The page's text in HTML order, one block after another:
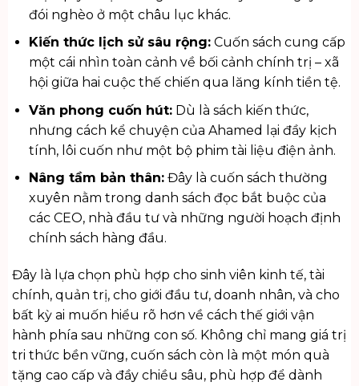
đói nghèo ở một châu lục khác.
Kiến thức lịch sử sâu rộng:Cuốn sách cung cấp
một cái nhìn toàn cảnh về bối cảnh chính trị – xã
hội giữa hai cuộc thế chiến qua lăng kính tiền tệ.
Văn phong cuốn hút:Dù là sách kiến thức,
nhưng cách kể chuyện của Ahamed lại đầy kịch
tính, lôi cuốn như một bộ phim tài liệu điện ảnh.
Nâng tầm bản thân:Đây là cuốn sách thường
xuyên nằm trong danh sách đọc bắt buộc của
các CEO, nhà đầu tư và những người hoạch định
chính sách hàng đầu.
Đây là lựa chọn phù hợp cho sinh viên kinh tế, tài
chính, quản trị, cho giới đầu tư, doanh nhân, và cho
bất kỳ ai muốn hiểu rõ hơn về cách thế giới vận
hành phía sau những con số. Không chỉ mang giá trị
tri thức bền vững, cuốn sách còn là một món quà
tặng cao cấp và đầy chiều sâu, phù hợp để dành